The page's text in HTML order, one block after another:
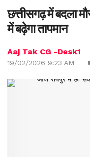
छत्तीसगढ़ में बदला
में बढ़ेगा तापमान
Aaj Tak CG -Desk1
19/02/2026 9:23 AM